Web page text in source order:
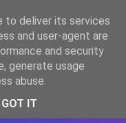
to deliver its services
and user-agent are
and security
generate usage
abuse.
GOT IT